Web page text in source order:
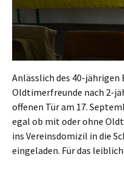
Anlässlich des 40-jährigen
Oldtimerfreunde nach 2-
offenen Tür am 17.
egal ob mit oder ohne
ins Vereinsdomizil in die
eingeladen. Für das